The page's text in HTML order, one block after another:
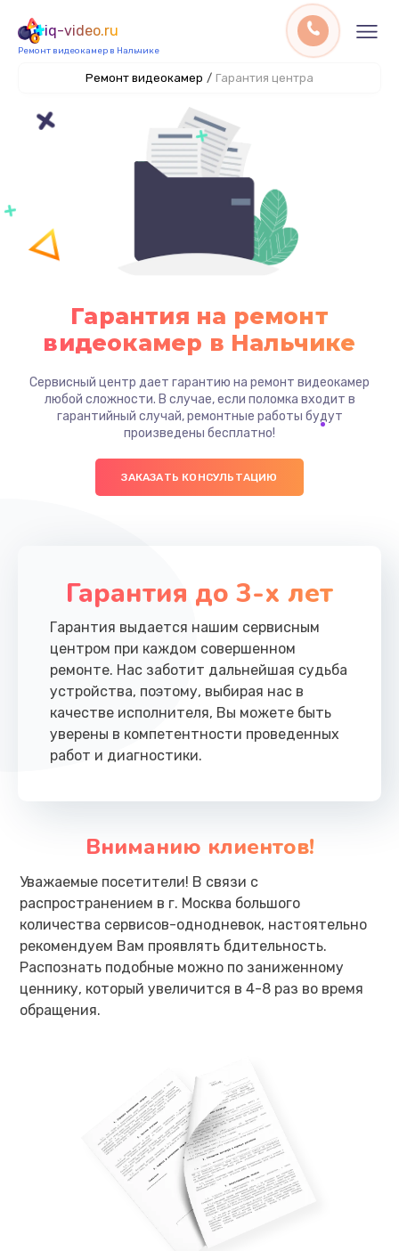
iq-video.ru
Ремонт видеокамер в Нальчике
Ремонт видеокамер / Гарантия центра
Гарантия на ремонт
видеокамер в Нальчике
Сервисный центр дает гарантию на ремонт видеокамер
любой сложности. В случае, если поломка входит в
гарантийный случай, ремонтные работы будут
произведены бесплатно!
ЗАКАЗАТЬ КОНСУЛЬТАЦИЮ
Гарантия до 3-х лет
Гарантия выдается нашим сервисным
центром при каждом совершенном
ремонте. Нас заботит дальнейшая судьба
устройства, поэтому, выбирая нас в
качестве исполнителя, Вы можете быть
уверены в компетентности проведенных
работ и диагностики.
Вниманию клиентов!
Уважаемые посетители! В связи с
распространением в г. Москва большого
количества сервисов-однодневок, настоятельно
рекомендуем Вам проявлять бдительность.
Распознать подобные можно по заниженному
ценнику, который увеличится в 4-8 раз во время
обращения.